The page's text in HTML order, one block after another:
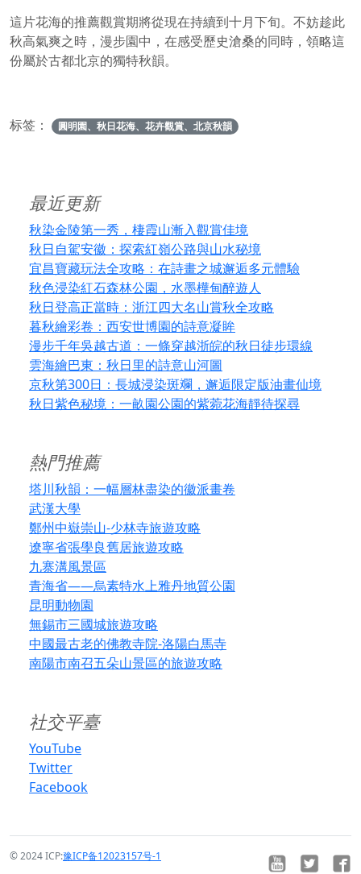
這片花海的推薦觀賞期將從現在持續到十月下旬。不妨趁此
秋高氣爽之時，漫步園中，在感受歷史滄桑的同時，領略這
份屬於古都北京的獨特秋韻。
标签： 圓明園、秋日花海、花卉觀賞、北京秋韻
最近更新
秋染金陵第一秀，棲霞山漸入觀賞佳境
秋日自駕安徽：探索紅嶺公路與山水秘境
宜昌寶藏玩法全攻略：在詩畫之城邂逅多元體驗
秋色浸染紅石森林公園，水墨樺甸醉遊人
秋日登高正當時：浙江四大名山賞秋全攻略
暮秋繪彩卷：西安世博園的詩意凝眸
漫步千年吳越古道：一條穿越浙皖的秋日徒步環線
雲海繪巴東：秋日里的詩意山河圖
京秋第300日：長城浸染斑斕，邂逅限定版油畫仙境
秋日紫色秘境：一畝園公園的紫菀花海靜待探尋
熱門推薦
塔川秋韻：一幅層林盡染的徽派畫卷
武漢大學
鄭州中嶽崇山-少林寺旅遊攻略
遼寧省張學良舊居旅遊攻略
九寨溝風景區
青海省——烏素特水上雅丹地質公園
昆明動物園
無錫市三國城旅遊攻略
中國最古老的佛教寺院-洛陽白馬寺
南陽市南召五朵山景區的旅遊攻略
社交平臺
YouTube
Twitter
Facebook
© 2024 ICP:豫ICP备12023157号-1